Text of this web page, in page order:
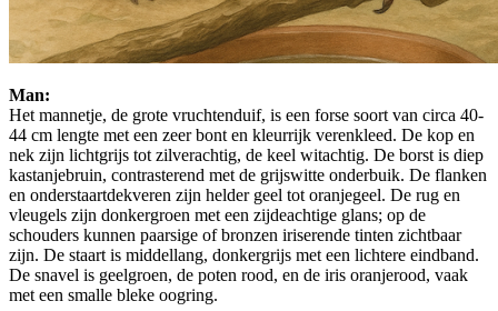
Man:
Het mannetje, de grote vruchtenduif, is een forse soort van circa 40-
44 cm lengte met een zeer bont en kleurrijk verenkleed. De kop en
nek zijn lichtgrijs tot zilverachtig, de keel witachtig. De borst is diep
kastanjebruin, contrasterend met de grijswitte onderbuik. De flanken
en onderstaartdekveren zijn helder geel tot oranjegeel. De rug en
vleugels zijn donkergroen met een zijdeachtige glans; op de
schouders kunnen paarsige of bronzen iriserende tinten zichtbaar
zijn. De staart is middellang, donkergrijs met een lichtere eindband.
De snavel is geelgroen, de poten rood, en de iris oranjerood, vaak
met een smalle bleke oogring.